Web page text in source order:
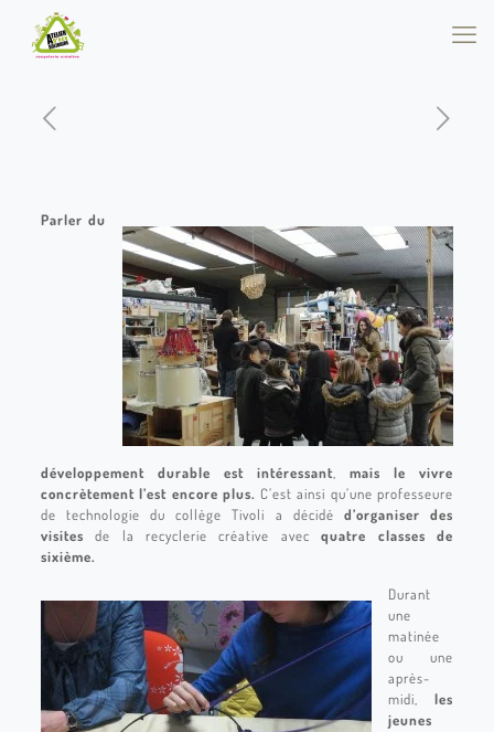
Parler du
développement durable est intéressant ,mais le vivre
concrètement l’est encore plus. C’est ainsi qu’une professeure
de technologie du collège Tivoli a décidéd’organiser des
visites de la recyclerie créative avecquatre classes de
sixième.
Durant
une
matinée
ou une
après-
midi,les
jeunes